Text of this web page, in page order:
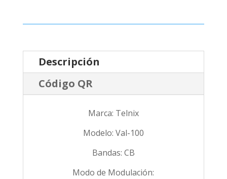
Descripción
Código QR
Marca: Telnix
Modelo: Val-100
Bandas: CB
Modo de Modulación: